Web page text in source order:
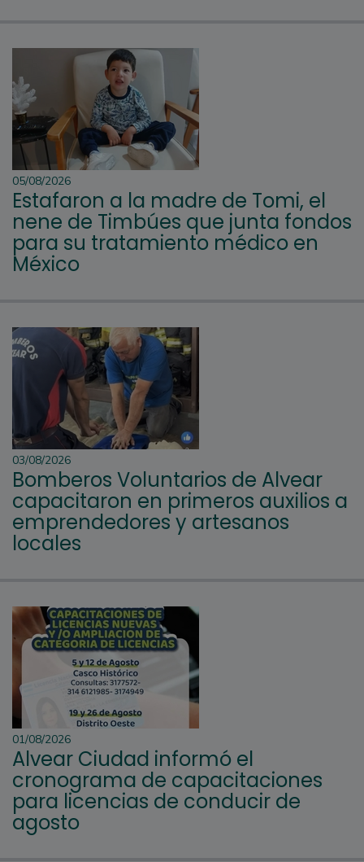
05/08/2026
Estafaron a la madre de Tomi, el
nene de Timbúes que junta fondos
para su tratamiento médico en
México
03/08/2026
Bomberos Voluntarios de Alvear
capacitaron en primeros auxilios a
emprendedores y artesanos
locales
01/08/2026
Alvear Ciudad informó el
cronograma de capacitaciones
para licencias de conducir de
agosto